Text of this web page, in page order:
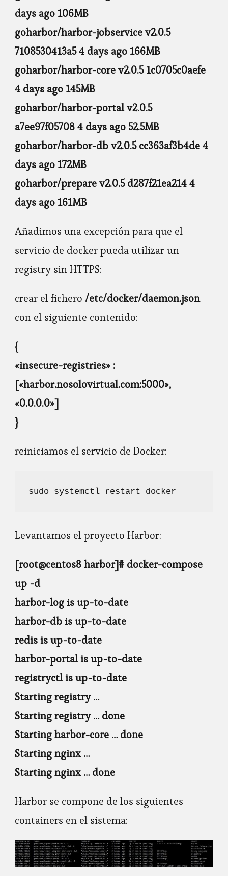
days ago 106MB
goharbor/harbor-jobservice v2.0.5
7108530413a5 4 days ago 166MB
goharbor/harbor-core v2.0.5 1c0705c0aefe
4 days ago 145MB
goharbor/harbor-portal v2.0.5
a7ee97f05708 4 days ago 52.5MB
goharbor/harbor-db v2.0.5 cc363af3b4de 4
days ago 172MB
goharbor/prepare v2.0.5 d287f21ea214 4
days ago 161MB
Añadimos una excepción para que el
servicio de docker pueda utilizar un
registry sin HTTPS:
crear el fichero /etc/docker/daemon.json
con el siguiente contenido:
{
«insecure-registries» :
[«harbor.nosolovirtual.com:5000»,
«0.0.0.0»]
}
reiniciamos el servicio de Docker:
sudo systemctl restart docker
Levantamos el proyecto Harbor:
[root@centos8 harbor]# docker-compose
up -d
harbor-log is up-to-date
harbor-db is up-to-date
redis is up-to-date
harbor-portal is up-to-date
registryctl is up-to-date
Starting registry …
Starting registry … done
Starting harbor-core … done
Starting nginx …
Starting nginx … done
Harbor se compone de los siguientes
containers en el sistema: